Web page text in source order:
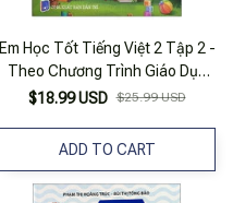
Em Học Tốt Tiếng Việt 2 Tập 2 -
Theo Chương Trình Giáo Dục
Phổ Thông Mới
$18.99 USD $25.99 USD
ADD TO CART